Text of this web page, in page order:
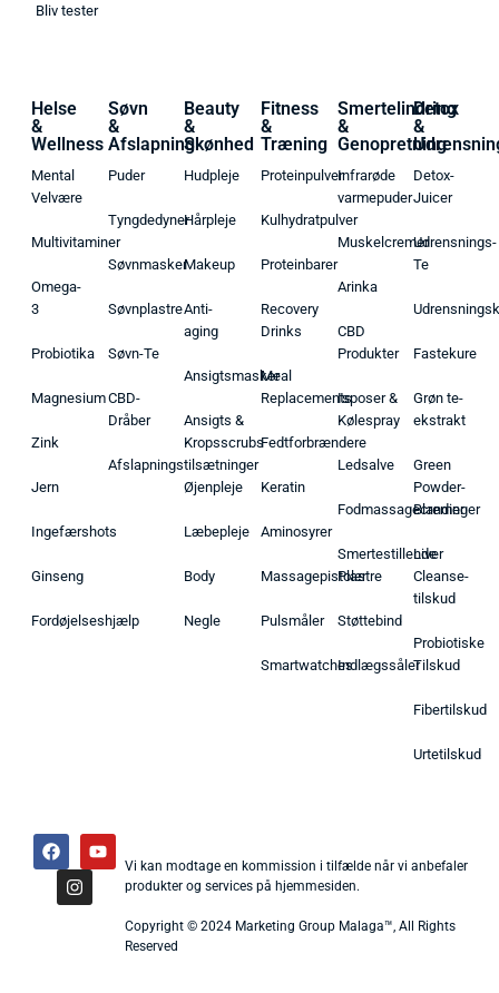
Bliv tester
Helse
&
Wellness
Mental
Velvære
Multivitaminer
Omega-
3
Probiotika
Magnesium
Zink
Jern
Ingefærshots
Ginseng
Fordøjelseshjælp
Søvn
&
Afslapning
Puder
Tyngdedyner
Søvnmasker
Søvnplastre
Søvn-Te
CBD-
Dråber
Afslapningstilsætninger
Beauty
&
Skønhed
Hudpleje
Hårpleje
Makeup
Anti-
aging
Ansigtsmasker
Ansigts &
Kropsscrubs
Øjenpleje
Læbepleje
Body
Negle
Fitness
&
Træning
Proteinpulver
Kulhydratpulver
Proteinbarer
Recovery
Drinks
Meal
Replacements
Fedtforbrændere
Keratin
Aminosyrer
Massagepistoler
Pulsmåler
Smartwatches
Smertelindring
&
Genopretning
Infrarøde
varmepuder
Muskelcremer
Arinka
CBD
Produkter
Isposer &
Kølespray
Ledsalve
Fodmassagecremer
Smertestillende
Plastre
Støttebind
Indlægssåler
Detox
&
Detox-
Juicer
Udrensnings-
Te
Fastekure
Grøn te-
ekstrakt
Green
Powder-
Blandinger
Liver
Cleanse-
tilskud
Probiotiske
Tilskud
Fibertilskud
Urtetilskud
Vi kan modtage en kommission i tilfælde når vi anbefaler
produkter og services på hjemmesiden.
Copyright © 2024 Marketing Group Malaga™, All Rights
Reserved